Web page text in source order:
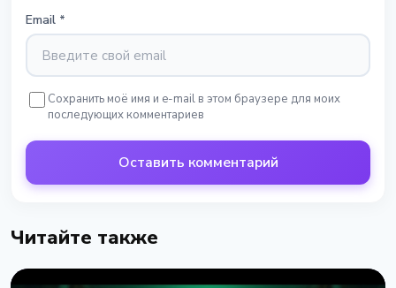
Email *
Сохранить моё имя и e-mail в этом браузере для моих
последующих комментариев
Оставить комментарий
Читайте также